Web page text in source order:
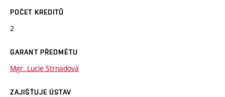
POČET KREDITŮ
2
GARANT PŘEDMĚTU
Mgr. Lucie Strnadová
ZAJIŠŤUJE ÚSTAV